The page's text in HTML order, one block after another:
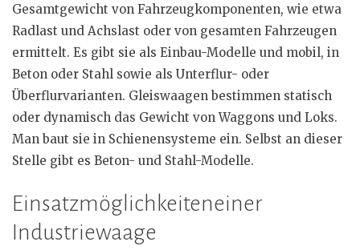
Gesamtgewicht von Fahrzeugkomponenten, wie etwa
Radlast und Achslast oder von gesamten Fahrzeugen
ermittelt. Es gibt sie als Einbau-Modelle und mobil, in
Beton oder Stahl sowie als Unterflur- oder
Überflurvarianten. Gleiswaagen bestimmen statisch
oder dynamisch das Gewicht von Waggons und Loks.
Man baut sie in Schienensysteme ein. Selbst an dieser
Stelle gibt es Beton- und Stahl-Modelle.
Einsatzmöglichkeiteneiner
Industriewaage